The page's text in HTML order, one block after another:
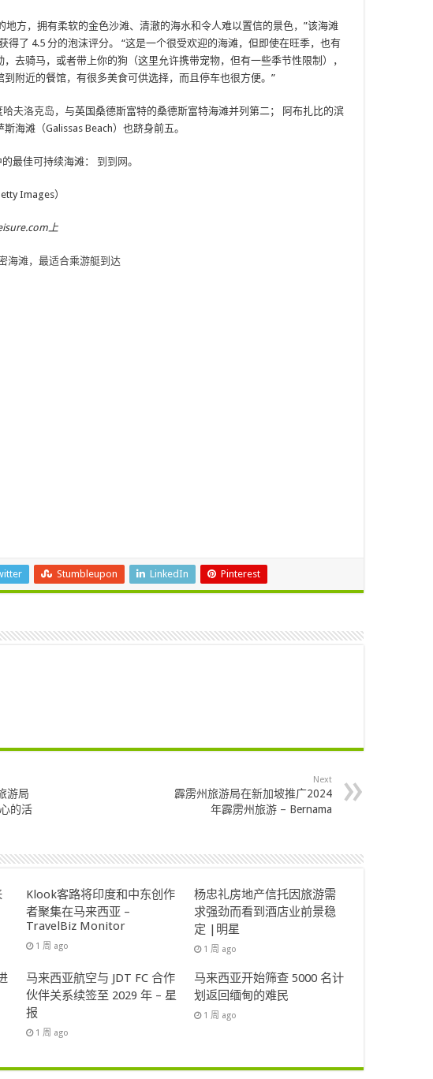
地方，拥有柔软的金色沙滩、清澈的海水和令人难以置信的景色，”该海滩
得了 4.5 分的泡沫评分。 “这是一个很受欢迎的海滩，但即使在旺季，也有
去骑马，或者带上你的狗（这里允许携带宠物，但有一些季节性限制），
附近的餐馆，有很多美食可供选择，而且停车也很方便。”
哈夫洛克岛，与英国桑德斯富特的桑德斯富特海滩并列第二； 阿布扎比的滨
海滩（Galissas Beach）也跻身前五。
最佳可持续海滩： 到到网。
Images）
上
海滩，最适合乘游艇到达
Stumbleupon LinkedIn Pinterest
游局
的活
Next
霹雳州旅游局在新加坡推广2024
年霹雳州旅游 – Bernama
Klook客路将印度和中东创作
者聚集在马来西亚 –
TravelBiz Monitor
1 周 ago
杨忠礼房地产信托因旅游需
求强劲而看到酒店业前景稳
定 |明星
1 周 ago
马来西亚航空与 JDT FC 合作
伙伴关系续签至 2029 年 – 星
报
1 周 ago
马来西亚开始筛查 5000 名计
划返回缅甸的难民
1 周 ago